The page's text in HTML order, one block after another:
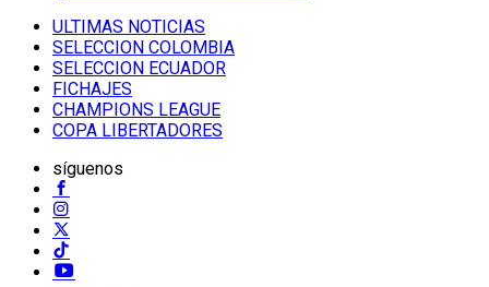
ULTIMAS NOTICIAS
SELECCION COLOMBIA
SELECCION ECUADOR
FICHAJES
CHAMPIONS LEAGUE
COPA LIBERTADORES
síguenos